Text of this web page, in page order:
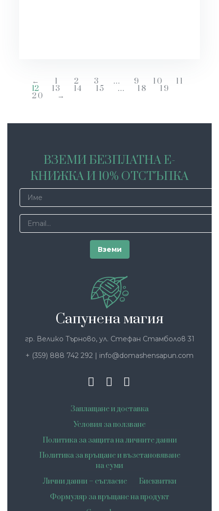
← 1 2 3 … 9 10 11
12 13 14 15 … 18 19
20 →
ВЗЕМИ БЕЗПЛАТНА Е-
КНИЖКА И 10% ОТСТЪПКА
Сапунена магия
гр. Велико Търново, ул. Стефан Стамболов 31
+ (359) 888 742 292 | info@domashensapun.com
Заплащане и доставка
Условия за ползване
Политика за защита на личните данни
Политика за връщане и възстановяване
на суми
Лични данни – съгласие
Бисквитки
Формуляр за връщане на продукт